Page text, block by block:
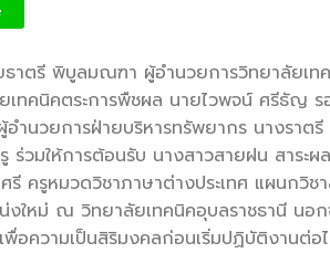
าตรี พิบูลมณฑา ผู้อำนวยการวิทยาลัยเท
ทคนิคตระการพืชผล นายไวพจน์ ศรีธัญ
นวยการฝ่ายบริหารทรัพยากร นางราต
ร่วมให้การต้อนรับ นางสาวสายฝน สาระ
รี ครูหมวดวิชาภาษาต่างประเทศ แผนก
งใหม่ ณ วิทยาลัยเทคนิคอุบลราชธานี นอ
อความเป็นสิริมงคลก่อนเริ่มปฏิบัติงานต่อ